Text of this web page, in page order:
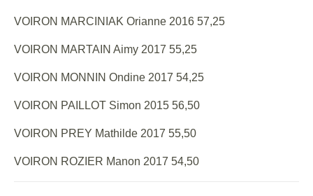
VOIRON MARCINIAK Orianne 2016 57,25
VOIRON MARTAIN Aimy 2017 55,25
VOIRON MONNIN Ondine 2017 54,25
VOIRON PAILLOT Simon 2015 56,50
VOIRON PREY Mathilde 2017 55,50
VOIRON ROZIER Manon 2017 54,50